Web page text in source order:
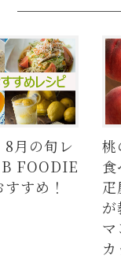
しいむき方と
ろ＜日本橋 千
本店＞のプロ
ます。キウイ、
ー、メロンの
方法も解説！